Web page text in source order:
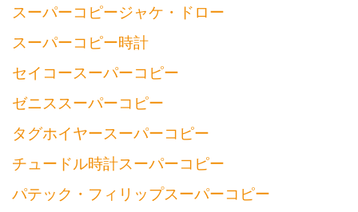
スーパーコピージャケ・ドロー
スーパーコピー時計
セイコースーパーコピー
ゼニススーパーコピー
タグホイヤースーパーコピー
チュードル時計スーパーコピー
パテック・フィリップスーパーコピー